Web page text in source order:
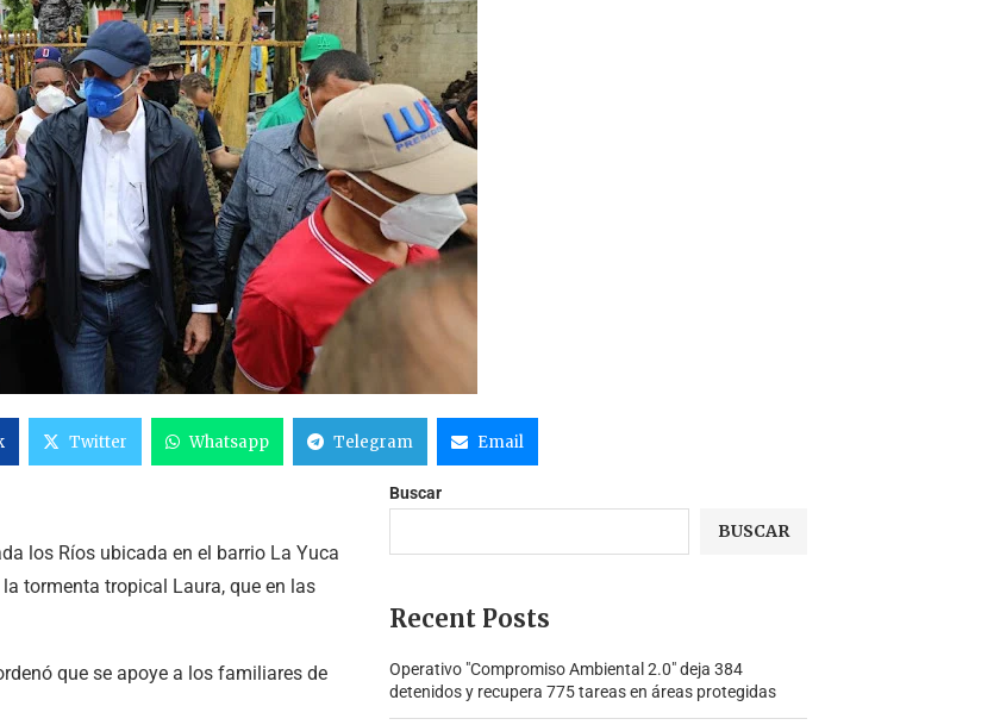
Twitter Whatsapp Telegram Email
los Ríos ubicada en el barrio La Yuca
tormenta tropical Laura, que en las
que se apoye a los familiares de
Buscar
BUSCAR
Recent Posts
Operativo "Compromiso Ambiental 2.0″ deja 384
detenidos y recupera 775 tareas en áreas protegidas